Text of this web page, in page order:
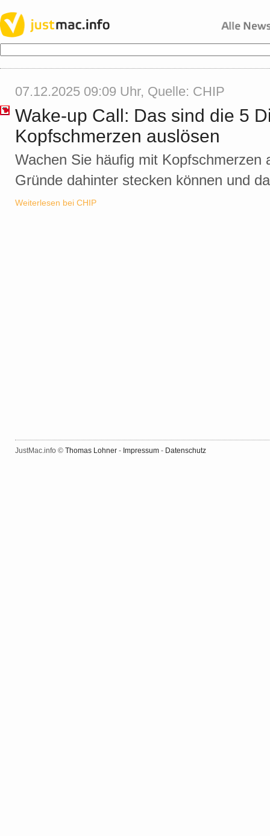
07.12.2025 09:09 Uhr, Quelle: CHIP
Wake-up Call: Das sind die 5
Kopfschmerzen auslösen
Wachen Sie häufig mit Kopfschmerzen
Gründe dahinter stecken können und
Weiterlesen bei CHIP
JustMac.info © Thomas Lohner - Impressum - Datenschutz